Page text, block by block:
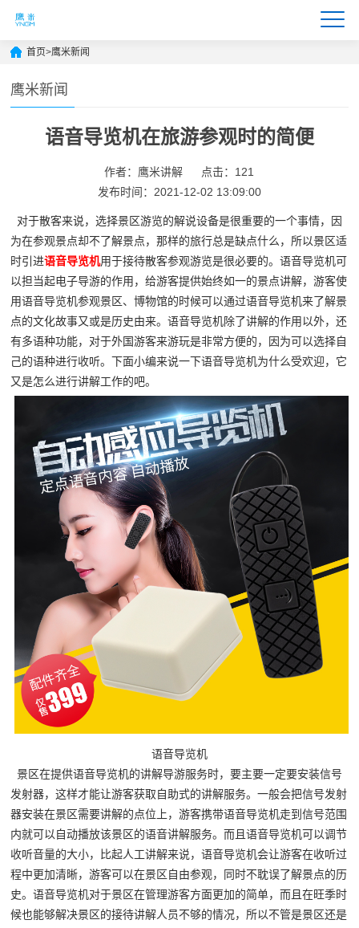
首页>鹰米新闻
鹰米新闻
语音导览机在旅游参观时的简便
作者：鹰米讲解
点击：121
发布时间：2021-12-02 13:09:00
对于散客来说，选择景区游览的解说设备是很重要的一个事情，因
为在参观景点却不了解景点，那样的旅行总是缺点什么，所以景区适
时引进语音导览机用于接待散客参观游览是很必要的。语音导览机可
以担当起电子导游的作用，给游客提供始终如一的景点讲解，游客使
用语音导览机参观景区、博物馆的时候可以通过语音导览机来了解景
点的文化故事又或是历史由来。语音导览机除了讲解的作用以外，还
有多语种功能，对于外国游客来游玩是非常方便的，因为可以选择自
己的语种进行收听。下面小编来说一下语音导览机为什么受欢迎，它
又是怎么进行讲解工作的吧。
语音导览机
景区在提供语音导览机的讲解导游服务时，要主要一定要安装信号
发射器，这样才能让游客获取自助式的讲解服务。一般会把信号发射
器安装在景区需要讲解的点位上，游客携带语音导览机走到信号范围
内就可以自动播放该景区的语音讲解服务。而且语音导览机可以调节
收听音量的大小，比起人工讲解来说，语音导览机会让游客在收听过
程中更加清晰，游客可以在景区自由参观，同时不耽误了解景点的历
史。语音导览机对于景区在管理游客方面更加的简单，而且在旺季时
候也能够解决景区的接待讲解人员不够的情况，所以不管是景区还是